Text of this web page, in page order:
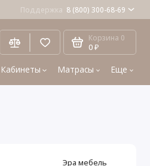
Поддержка 8 (800) 300-68-69
Корзина 0
0 ₽
Кабинеты Матрасы Еще
Эра мебель